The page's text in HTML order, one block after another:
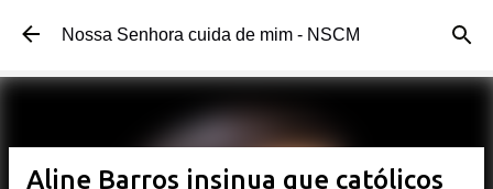
Pular para o conteúdo principal
Nossa Senhora cuida de mim - NSCM
Aline Barros insinua que católicos